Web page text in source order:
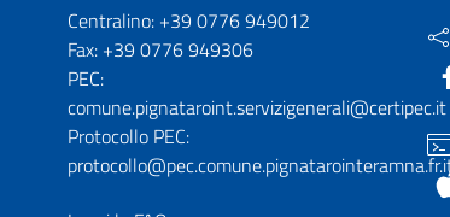
Numeri utili
Centralino: +39 0776 949012
Fax: +39 0776 949306
PEC:
comune.pignataroint.servizigenerali@certipec.it
Protocollo PEC: